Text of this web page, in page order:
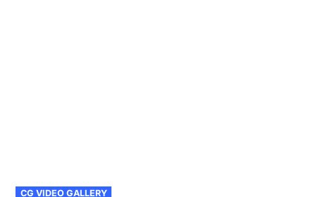
POSTED
CG VIDEO GALLERY